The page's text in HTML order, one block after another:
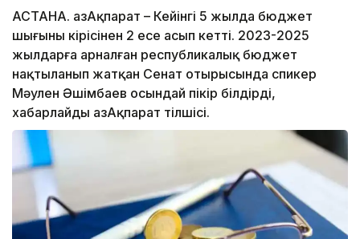
АСТАНА. ҚазАқпарат – Кейінгі 5 жылда бюджет
шығыны кірісінен 2 есе асып кетті. 2023-2025
жылдарға арналған республикалық бюджет
нақтыланып жатқан Сенат отырысында спикер
Мәулен Әшімбаев осындай пікір білдірді,
хабарлайды ҚазАқпарат тілшісі.